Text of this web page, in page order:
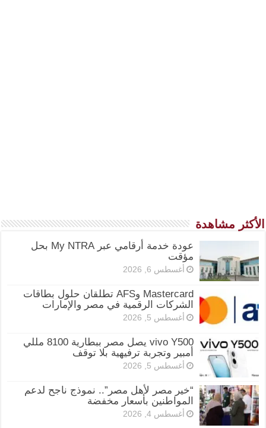
الأكثر مشاهدة
عودة خدمة أرقامي عبر My NTRA بحل
مؤقت
أغسطس 6, 2026
Mastercard وAFS تطلقان حلول بطاقات
الشركات الرقمية في مصر والإمارات
أغسطس 5, 2026
vivo Y500 يصل مصر ببطارية 8100 مللي
أمبير وتجربة ترفيهية بلا توقف
أغسطس 5, 2026
“خير مصر لأهل مصر”.. نموذج ناجح لدعم
المواطنين بأسعار مخفضة
أغسطس 4, 2026